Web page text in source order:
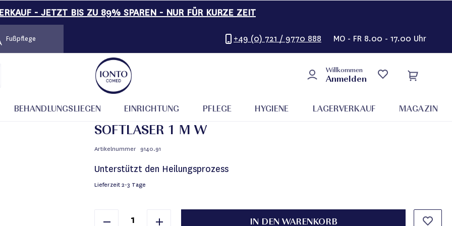
- JETZT BIS ZU 89% SPAREN - NUR FÜR KURZE ZEIT
Fußpflege +49 (0) 721 / 9770 888 MO - FR 8.00 - 17.00 Uhr
Willkommen
Anmelden
BEHANDLUNGSLIEGEN EINRICHTUNG PFLEGE HYGIENE LAGERVERKAUF MAGAZIN
SOFTLASER 1 M W
Artikelnummer 9140.91
Unterstützt den Heilungsprozess
Lieferzeit2-3 Tage
IN DEN WARENKORB